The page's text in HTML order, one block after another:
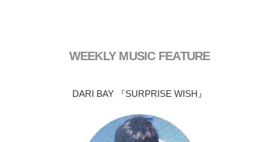
WEEKLY MUSIC FEATURE
DARI BAY 『SURPRISE WISH』